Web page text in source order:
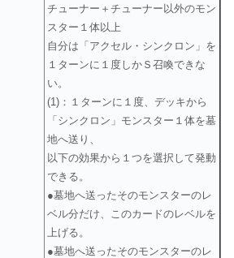
チューナー＋チューナー以外のモン
スター１体以上
自分は「アクセル・シンクロン」を
１ターンに１度しかＳ召喚できな
い。
(1)：１ターンに１度、デッキから
「シンクロン」モンスター１体を墓
地へ送り、
以下の効果から１つを選択して発動
できる。
●墓地へ送ったそのモンスターのレ
ベル分だけ、このカードのレベルを
上げる。
●墓地へ送ったそのモンスターのレ